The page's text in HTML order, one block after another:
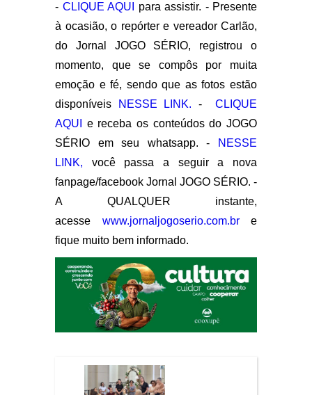
- CLIQUE AQUI
para assistir. - Presente
à ocasião, o repórter e vereador Carlão,
do Jornal JOGO SÉRIO, registrou o
momento, que se compôs por muita
emoção e fé, sendo que as fotos estão
disponíveis
NESSE LINK. -CLIQUE
AQUI
e receba os conteúdos do JOGO
SÉRIO em seu whatsapp. -
NESSE
LINK, você passa a seguir a nova
fanpage/facebook Jornal JOGO SÉRIO. -
A QUALQUER instante,
acesse www.jornaljogoserio.com.bre
fique muito bem informado.